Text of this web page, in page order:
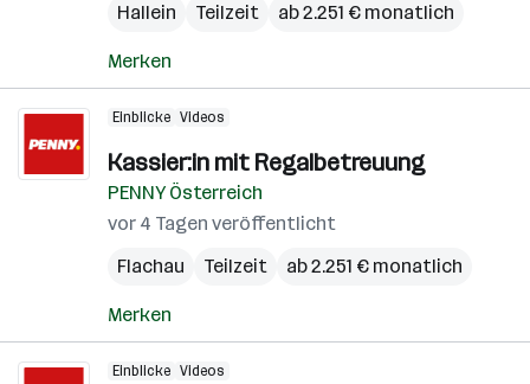
Hallein
Teilzeit ab 2.251 € monatlich
Merken
Einblicke Videos
Kassier:in mit Regalbetreuung
PENNY Österreich
vor 4 Tagen veröffentlicht
Flachau
Teilzeit ab 2.251 € monatlich
Merken
Einblicke Videos